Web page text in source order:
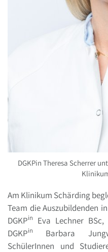
DGKPin Theresa Scherrer
Am Klinikum Schärding
Team die Auszubildenden
DGKPin Eva Lechner BSc,
DGKPin
Barbara
SchülerInnen und